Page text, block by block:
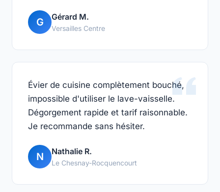
G Gérard M.
Versailles Centre
Évier de cuisine complètement bouché,
impossible d'utiliser le lave-vaisselle.
Dégorgement rapide et tarif raisonnable.
Je recommande sans hésiter.
N Nathalie R.
Le Chesnay-Rocquencourt